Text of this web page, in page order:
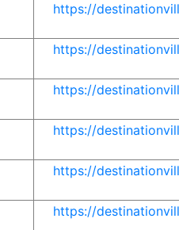
https://
https://
https://
https://
https://
https://